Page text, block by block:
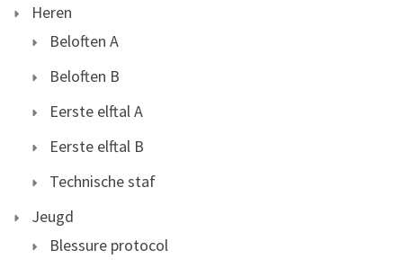
Heren
Beloften A
Beloften B
Eerste elftal A
Eerste elftal B
Technische staf
Jeugd
Blessure protocol